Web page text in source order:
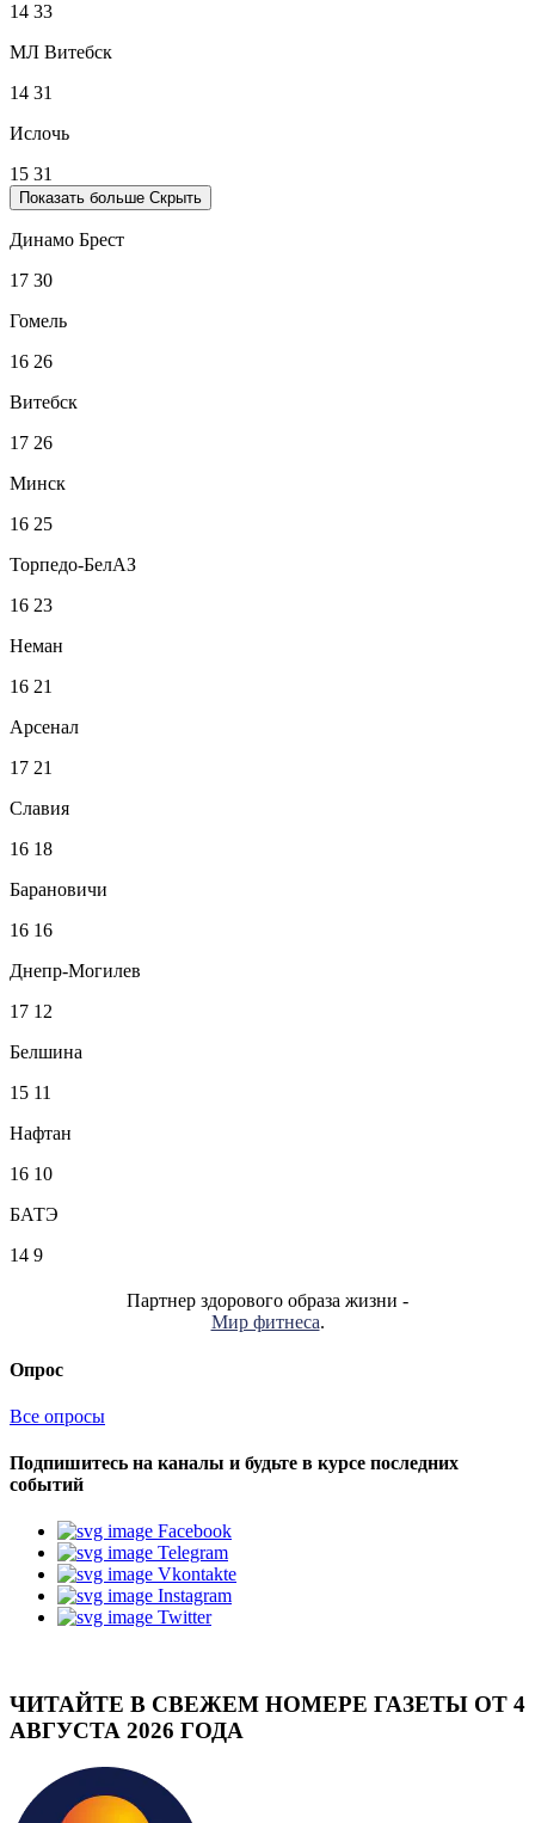
14 33
МЛ Витебск
14 31
Ислочь
15 31
Показать больше Скрыть
Динамо Брест
17 30
Гомель
16 26
Витебск
17 26
Минск
16 25
Торпедо-БелАЗ
16 23
Неман
16 21
Арсенал
17 21
Славия
16 18
Барановичи
16 16
Днепр-Могилев
17 12
Белшина
15 11
Нафтан
16 10
БАТЭ
14 9
Партнер здорового образа жизни -
Мир фитнеса.
Опрос
Все опросы
Подпишитесь на каналы и будьте в курсе последних
событий
Facebook
Telegram
Vkontakte
Instagram
Twitter
ЧИТАЙТЕ В СВЕЖЕМ НОМЕРЕ ГАЗЕТЫ ОТ 4
АВГУСТА 2026 ГОДА